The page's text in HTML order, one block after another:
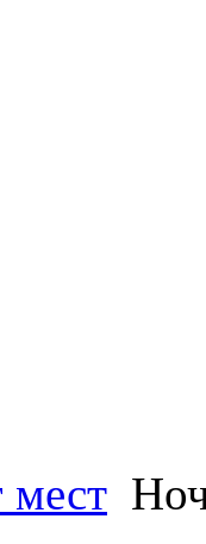
мест